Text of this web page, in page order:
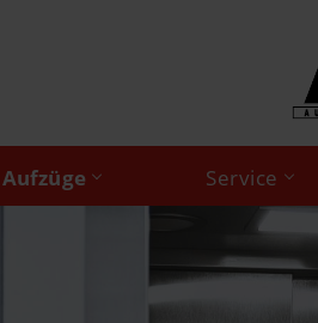
Aufzüge Service